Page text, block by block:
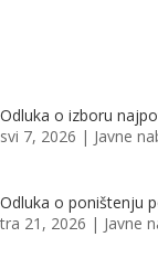
Odluka o izboru
svi 7, 2026 | Javne
Odluka o poništenju
tra 21, 2026 | Javne